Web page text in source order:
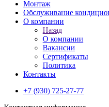
Монтаж
Обслуживание
О компании
Назад
О компании
Вакансии
Сертификаты
Политика
Контакты
+7 (930) 725-27-77